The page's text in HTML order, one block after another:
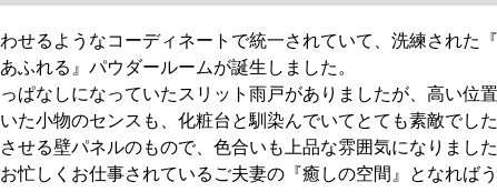
せるようなコーディネートで統一されていて、洗練され
ふれる』パウダールームが誕生しました。
ぱなしになっていたスリット雨戸がありましたが、高い位
た小物のセンスも、化粧台と馴染んでいてとても素敵でした
せる壁パネルのもので、色合いも上品な雰囲気になりました
忙しくお仕事されているご夫妻の『癒しの空間』となれば